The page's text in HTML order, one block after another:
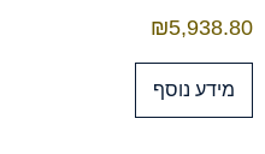
₪5,938.80
מידע נוסף